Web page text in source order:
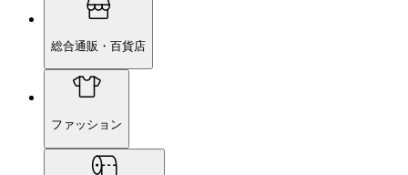
総合通販・百貨店
ファッション